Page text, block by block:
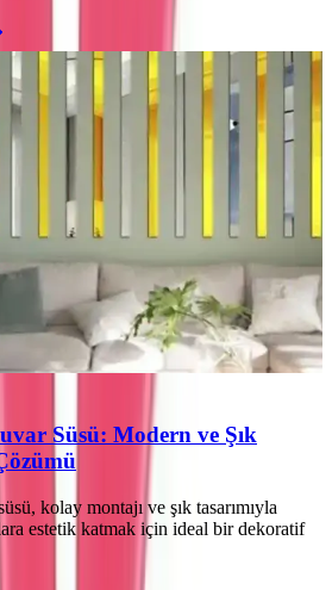
Süsü: Modern ve Şık
kolay montajı ve şık tasarımıyla
estetik katmak için ideal bir dekoratif